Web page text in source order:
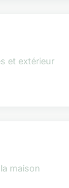
et extérieur
maison